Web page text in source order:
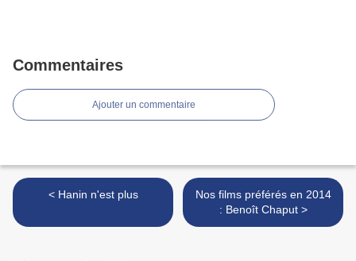
Commentaires
Ajouter un commentaire
< Hanin n'est plus
Nos films préférés en 2014
: Benoît Chaput >